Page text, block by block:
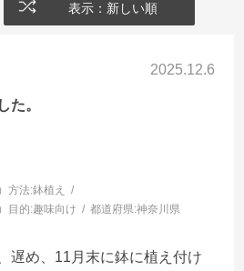
表示：新しい順
2025.12.6
た。
方法:鉢植え
目的:趣味向け 都道府県:神奈川県
遅め、11月末に鉢に植え付け